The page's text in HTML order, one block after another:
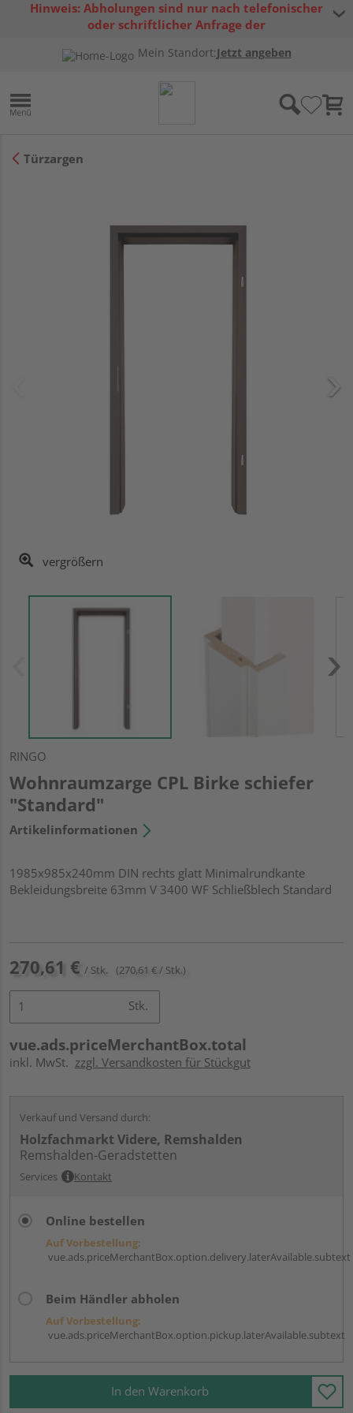
Hinweis: Abholungen sind nur nach telefonischer
oder schriftlicher Anfrage der
Mein Standort:Jetzt angeben
Türzargen
vergrößern
RINGO
Wohnraumzarge CPL Birke schiefer
"Standard"
Artikelinformationen
1985x985x240mm DIN rechts glatt Minimalrundkante
Bekleidungsbreite 63mm V 3400 WF Schließblech Standard
270,61 € / Stk. (270,61 € / Stk.)
Stk.
vue.ads.priceMerchantBox.total
inkl. MwSt. zzgl. Versandkosten für Stückgut
Verkauf und Versand durch:
Holzfachmarkt Videre, Remshalden
Remshalden-Geradstetten
Services Kontakt
Online bestellen
Auf Vorbestellung:
vue.ads.priceMerchantBox.option.delivery.laterAvailable.subtext
Beim Händler abholen
Auf Vorbestellung:
vue.ads.priceMerchantBox.option.pickup.laterAvailable.subtext
In den Warenkorb